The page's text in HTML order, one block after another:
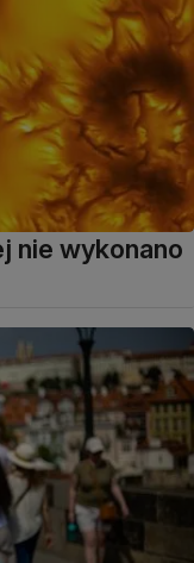
nie wykonano